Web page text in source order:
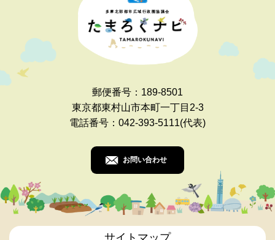
多摩北部都市広域行政圏協議会
郵便番号：189-8501
東京都東村山市本町一丁目2-3
電話番号：042-393-5111(代表)
お問い合わせ